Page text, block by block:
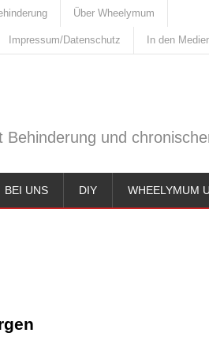
Über Wheelymum
Impressum/Datenschutz In den
und
BEI UNS DIY WHEELYMUM